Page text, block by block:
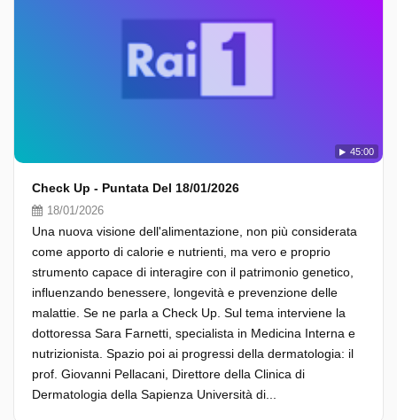
45:00
Check Up - Puntata Del 18/01/2026
18/01/2026
Una nuova visione dell'alimentazione, non più considerata
come apporto di calorie e nutrienti, ma vero e proprio
strumento capace di interagire con il patrimonio genetico,
influenzando benessere, longevità e prevenzione delle
malattie. Se ne parla a Check Up. Sul tema interviene la
dottoressa Sara Farnetti, specialista in Medicina Interna e
nutrizionista. Spazio poi ai progressi della dermatologia: il
prof. Giovanni Pellacani, Direttore della Clinica di
Dermatologia della Sapienza Università di...